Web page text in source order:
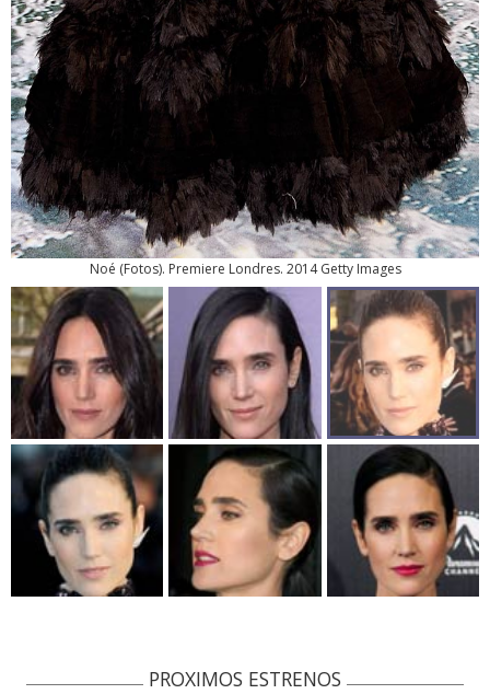
Noé (Fotos). Premiere Londres. 2014 Getty Images
PROXIMOS ESTRENOS